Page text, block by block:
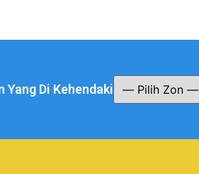
Yang Di Kehendaki